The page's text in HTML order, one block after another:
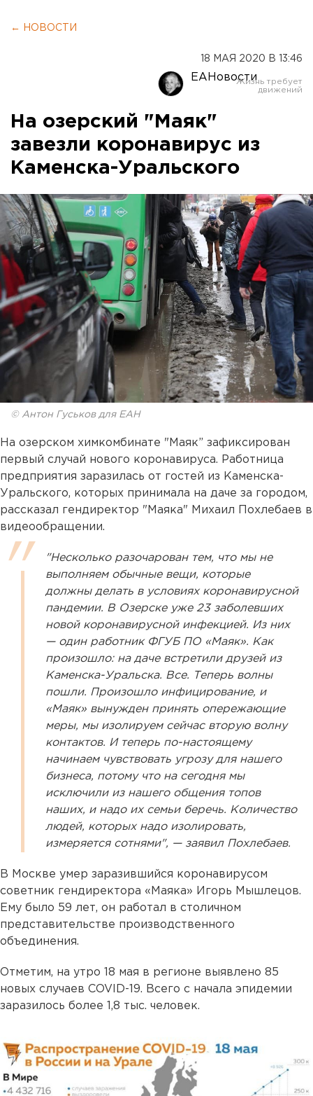
← НОВОСТИ
18 МАЯ 2020 В 13:46
ЕАНовости
На озерский "Маяк"
завезли коронавирус из
Каменска-Уральского
© Антон Гуськов для ЕАН
На озерском химкомбинате "Маяк” зафиксирован
первый случай нового коронавируса. Работница
предприятия заразилась от гостей из Каменска-
Уральского, которых принимала на даче за городом,
рассказал гендиректор "Маяка" Михаил Похлебаев в
видеообращении.
"Несколько разочарован тем, что мы не
выполняем обычные вещи, которые
должны делать в условиях коронавирусной
пандемии. В Озерске уже 23 заболевших
новой коронавирусной инфекцией. Из них
— один работник ФГУБ ПО «Маяк». Как
произошло: на даче встретили друзей из
Каменска-Уральска. Все. Теперь волны
пошли. Произошло инфицирование, и
«Маяк» вынужден принять опережающие
меры, мы изолируем сейчас вторую волну
контактов. И теперь по-настоящему
начинаем чувствовать угрозу для нашего
бизнеса, потому что на сегодня мы
исключили из нашего общения топов
наших, и надо их семьи беречь. Количество
людей, которых надо изолировать,
измеряется сотнями", — заявил Похлебаев.
В Москве умер заразившийся коронавирусом
советник гендиректора «Маяка» Игорь Мышлецов.
Ему было 59 лет, он работал в столичном
представительстве производственного
объединения.
Отметим, на утро 18 мая в регионе выявлено 85
новых случаев COVID-19. Всего c начала эпидемии
заразилось более 1,8 тыс. человек.